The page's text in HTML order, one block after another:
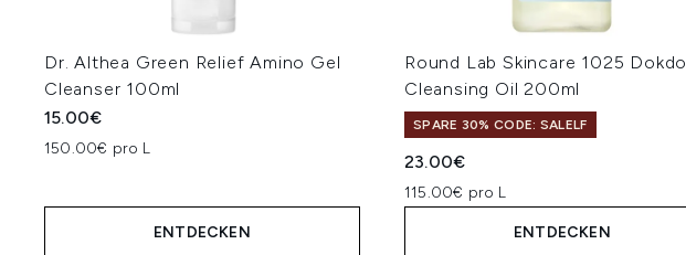
Dr. Althea Green Relief Amino Gel
Cleanser 100ml
15.00€
150.00€ pro L
ENTDECKEN
Round Lab Skincare 1025 Dokdo
Cleansing Oil 200ml
SPARE 30% CODE: SALELF
23.00€
115.00€ pro L
ENTDECKEN